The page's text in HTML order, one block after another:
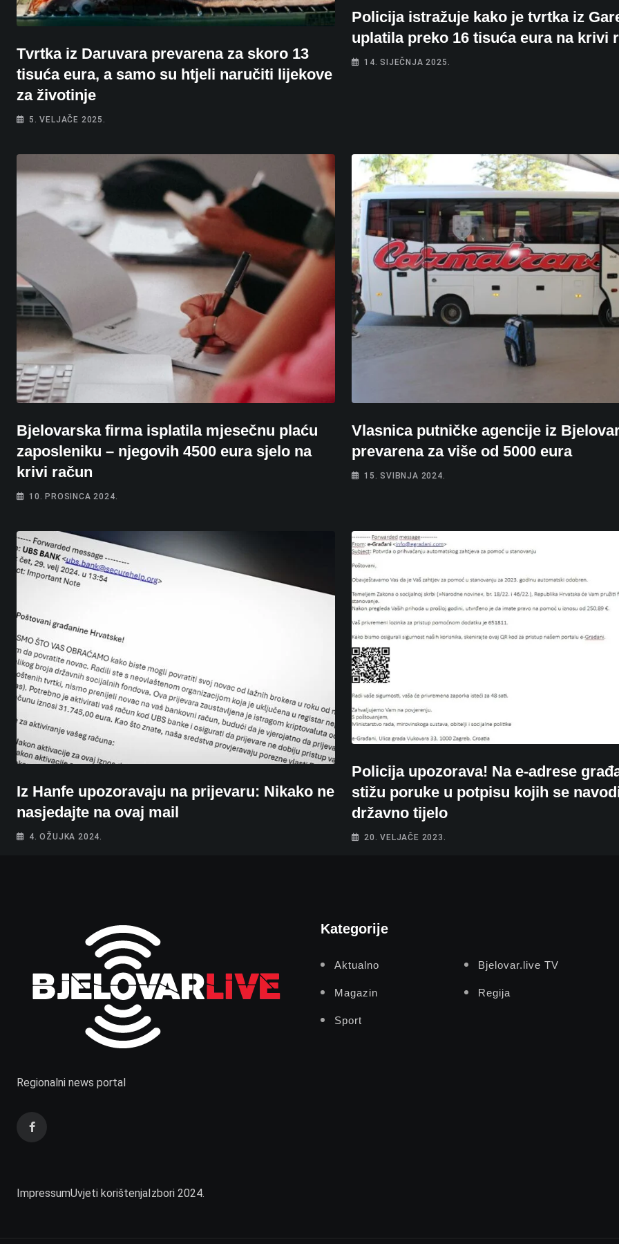
Tvrtka iz Daruvara prevarena za skoro 13
tisuća eura, a samo su htjeli naručiti lijekove
za životinje
5. VELJAČE 2025.
Policija istražuje kako je tvrtka iz
uplatila preko 16 tisuća eura na krivi
14. SIJEČNJA 2025.
Bjelovarska firma isplatila mjesečnu plaću
zaposleniku – njegovih 4500 eura sjelo na
krivi račun
10. PROSINCA 2024.
Vlasnica putničke agencije iz
prevarena za više od 5000 eura
15. SVIBNJA 2024.
Iz Hanfe upozoravaju na prijevaru: Nikako ne
nasjedajte na ovaj mail
4. OŽUJKA 2024.
Policija upozorava! Na e-adrese
stižu poruke u potpisu kojih se
državno tijelo
20. VELJAČE 2023.
Regionalni news portal
ImpressumUvjeti korištenjaIzbori 2024.
Kategorije
Aktualno Bjelovar.live TV
Magazin Regija
Sport